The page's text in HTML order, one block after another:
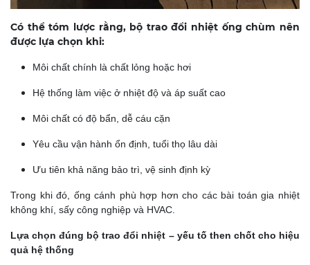
Có thể tóm lược rằng, bộ trao đổi nhiệt ống chùm nên
được lựa chọn khi:
Môi chất chính là chất lỏng hoặc hơi
Hệ thống làm việc ở nhiệt độ và áp suất cao
Môi chất có độ bẩn, dễ cáu cặn
Yêu cầu vận hành ổn định, tuổi thọ lâu dài
Ưu tiên khả năng bảo trì, vệ sinh định kỳ
Trong khi đó, ống cánh phù hợp hơn cho các bài toán gia nhiệt
không khí, sấy công nghiệp và HVAC.
Lựa chọn đúng bộ trao đổi nhiệt – yếu tố then chốt cho hiệu
quả hệ thống